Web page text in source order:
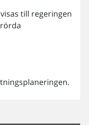
till regeringen